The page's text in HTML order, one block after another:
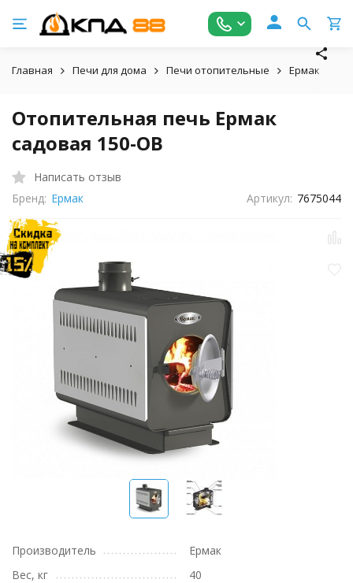
Главная Печи для дома Печи отопительные Ермак
Отопительная печь Ермак
садовая 150-ОВ
Написать отзыв
Бренд: Ермак Артикул: 7675044
Производитель
Ермак
Вес, кг
40